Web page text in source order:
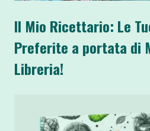
Il Mio Ricettario: Le
Preferite a portata di
Libreria!